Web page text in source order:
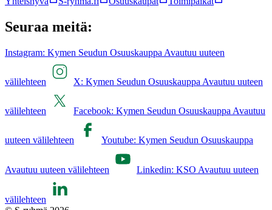
Seuraa meitä:
Instagram: Kymen Seudun Osuuskauppa Avautuu uuteen
välilehteen X: Kymen Seudun Osuuskauppa Avautuu uuteen
välilehteen Facebook: Kymen Seudun Osuuskauppa Avautuu
uuteen välilehteen Youtube: Kymen Seudun Osuuskauppa
Avautuu uuteen välilehteen Linkedin: KSO Avautuu uuteen
välilehteen